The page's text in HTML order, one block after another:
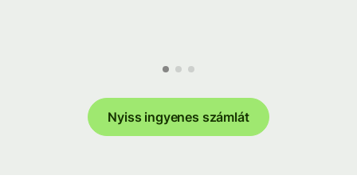
Nyiss ingyenes számlát